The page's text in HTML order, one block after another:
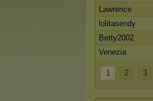
Lawrence
lolitasendy
Betty2002
Venezia
1 2 3